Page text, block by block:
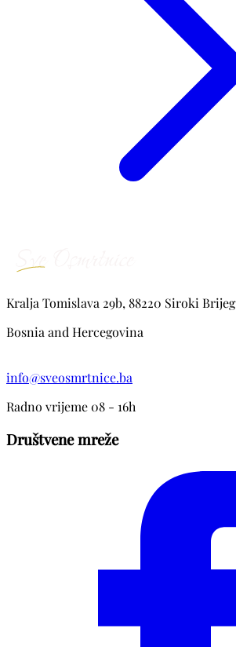
Kralja Tomislava 29b, 88220 Siroki Brijeg
Bosnia and Hercegovina
info@sveosmrtnice.ba
Radno vrijeme 08 - 16h
Društvene mreže